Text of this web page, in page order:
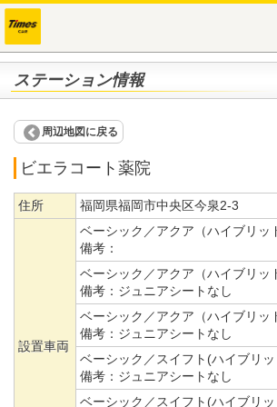
ステーション情報
周辺地図に戻る
ビエラコート薬院
住所 福岡県福岡市中央区今泉2-3
設置車両
ベーシック／アクア（ハイブリッ
備考：
ベーシック／アクア（ハイブリッ
備考： ジュニアシートなし
ベーシック／アクア（ハイブリッ
備考： ジュニアシートなし
ベーシック／スイフト(ハイブリッ
備考： ジュニアシートなし
ベーシック／スイフト(ハイブリッ